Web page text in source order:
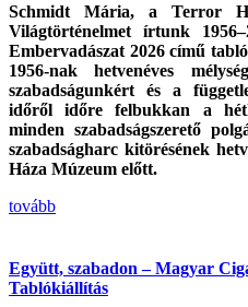
Schmidt Mária, a Terror
Világtörténelmet írtunk
Embervadászat 2026 című
1956-nak hetvenéves
szabadságunkért és a
időről időre felbukkan a
minden szabadságszerető
szabadságharc kitörésének
Háza Múzeum előtt.
tovább
Együtt, szabadon – Magyar
Tablókiállítás